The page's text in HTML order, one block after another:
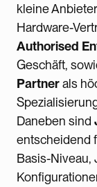
kleine
Hardware-
Authorised
Geschäft,
Partnerals
Daneben sind
entscheidend
Basis-